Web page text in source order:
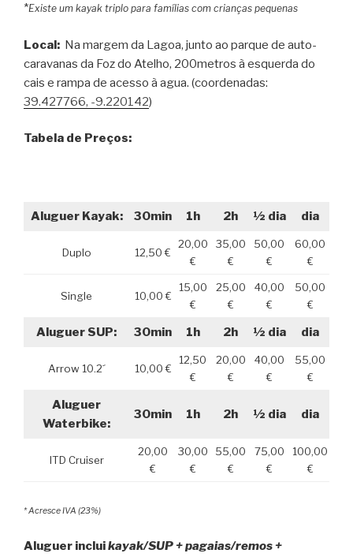
*Existe um kayak triplo para famílias com crianças pequenas
Local: Na margem da Lagoa, junto ao parque de auto-
caravanas da Foz do Atelho, 200metros à esquerda do
cais e rampa de acesso à agua. (coordenadas:
39.427766, -9.220142)
Tabela de Preços:
Aluguer Kayak: 30min 1h 2h ½ dia dia
Duplo 12,50 €
20,00
€
35,00
€
50,00
€
60,00
€
Single 10,00 €
15,00
€
25,00
€
40,00
€
50,00
€
Aluguer SUP: 30min 1h 2h ½ dia dia
Arrow 10.2´ 10,00 €
12,50
€
20,00
€
40,00
€
55,00
€
Aluguer
Waterbike:
30min 1h 2h ½ dia dia
ITD Cruiser
20,00
€
30,00
€
55,00
€
75,00
€
100,00
€
* Acresce IVA (23%)
Aluguer incluikayak/SUP + pagaias/remos +